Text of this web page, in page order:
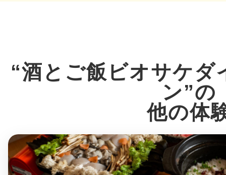
“酒とご飯ビオサケダ
ン”の
他の体
多度津
厚木